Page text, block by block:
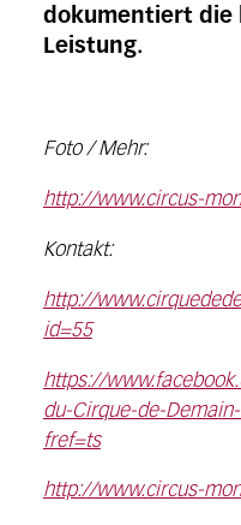
dokumentiert die
Leistung.
Foto / Mehr:
http://www.circus-
Kontakt:
http://
id=55
https://
du-Cirque-de-
fref=ts
http://www.circus-